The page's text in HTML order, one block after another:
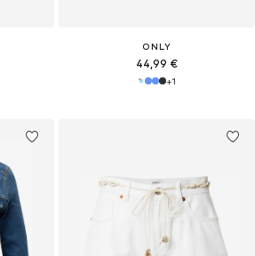
ONLY
44,99 €
+1